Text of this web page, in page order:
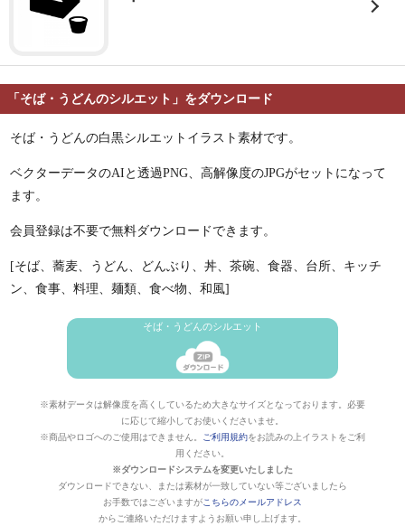
「そば・うどんのシルエット」をダウンロード
そば・うどんの白黒シルエットイラスト素材です。
ベクターデータのAIと透過PNG、高解像度のJPGがセットになって
ます。
会員登録は不要で無料ダウンロードできます。
[そば、蕎麦、うどん、どんぶり、丼、茶碗、食器、台所、キッチ
ン、食事、料理、麺類、食べ物、和風]
そば・うどんのシルエット
※素材データは解像度を高くしているため大きなサイズとなっております。必要
に応じて縮小してお使いくださいませ。
※商品やロゴへのご使用はできません。
ご利用規約をお読みの上イラストをご利
用ください。
※ダウンロードシステムを変更いたしました
ダウンロードできない、または素材が一致していない等ございましたら
お手数ではございますがこちらのメールアドレス
からご連絡いただけますようお願い申し上げます。